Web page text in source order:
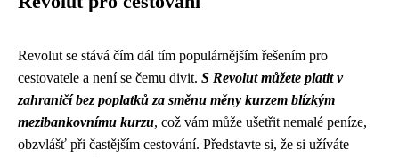
Revolut se stává čím dál tím populárnějším řešením pro
cestovatele a není se čemu divit. S Revolut můžete platit v
zahraničí bez poplatků za směnu měny kurzem blízkým
mezibankovnímu kurzu, což vám může ušetřit nemalé peníze,
obzvlášť při častějším cestování. Představte si, že si užíváte